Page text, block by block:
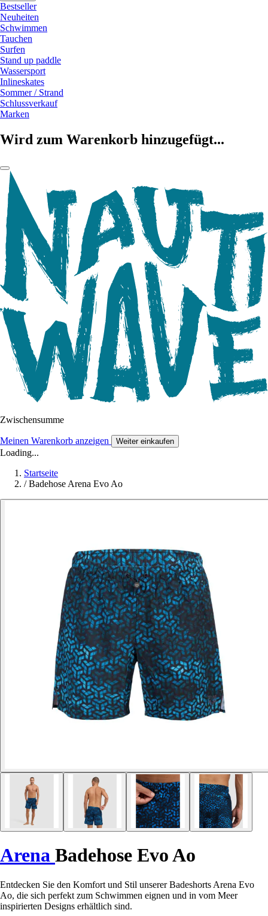
Bestseller
Neuheiten
Schwimmen
Tauchen
Surfen
Stand up paddle
Wassersport
Inlineskates
Sommer / Strand
Schlussverkauf
Marken
Wird zum Warenkorb hinzugefügt...
Zwischensumme
Meinen Warenkorb anzeigen Weiter einkaufen
Loading...
Startseite
/ Badehose Arena Evo Ao
Arena Badehose Evo Ao
Entdecken Sie den Komfort und Stil unserer Badeshorts Arena Evo
Ao, die sich perfekt zum Schwimmen eignen und in vom Meer
inspirierten Designs erhältlich sind.